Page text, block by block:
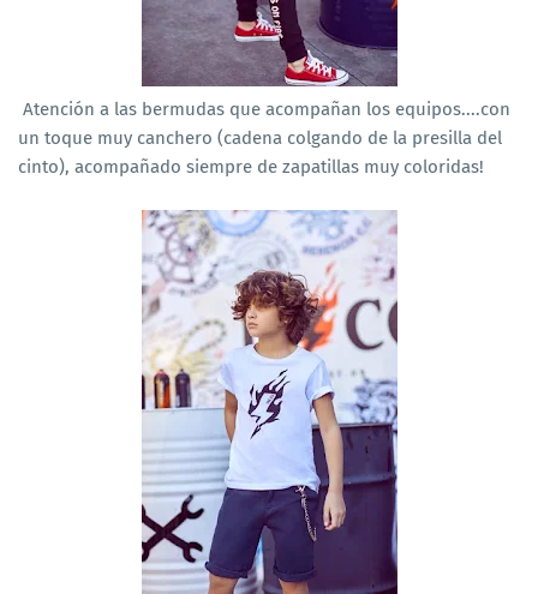
Atención a las bermudas que acompañan los equipos....con
un toque muy canchero (cadena colgando de la presilla del
cinto), acompañado siempre de zapatillas muy coloridas!